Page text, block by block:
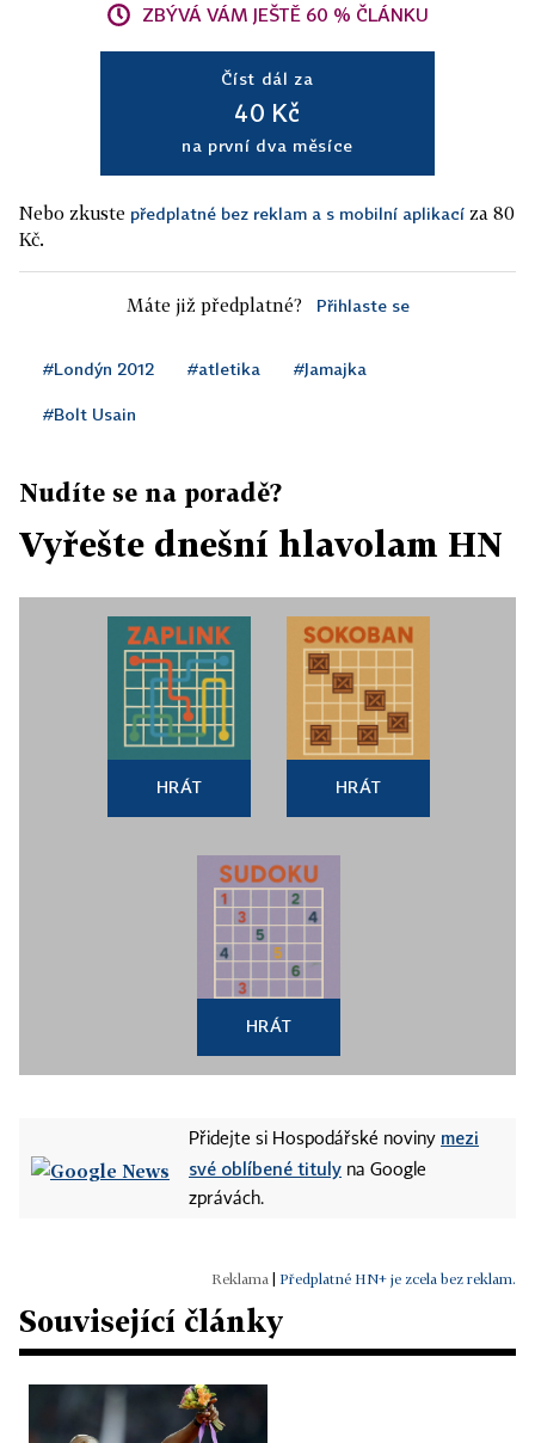
ZBÝVÁ VÁM JEŠTĚ 60 % ČLÁNKU
Číst dál za
40 Kč
na první dva měsíce
Nebo zkuste předplatné bez reklam a s mobilní aplikací za 80
Kč.
Máte již předplatné? Přihlaste se
#Londýn 2012 #atletika #Jamajka
#Bolt Usain
Nudíte se na poradě?
Vyřešte dnešní hlavolam HN
HRÁT HRÁT
HRÁT
Přidejte si Hospodářské noviny mezi
své oblíbené tituly na Google
zprávách.
Předplatné HN+ je zcela bez reklam.
Související články